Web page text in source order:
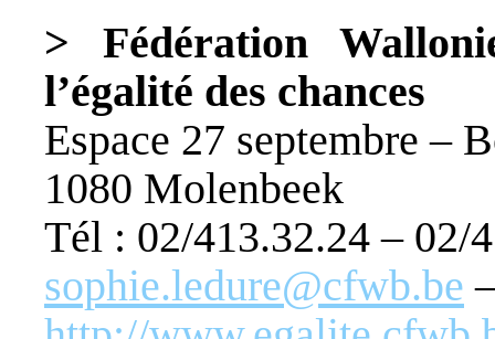
> Fédération
l’égalité des chances
Espace 27 septembre –
1080 Molenbeek
Tél : 02/413.32.24 – 02/
sophie.ledure@cfwb.be